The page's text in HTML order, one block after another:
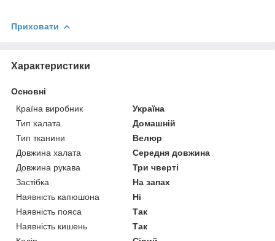
Приховати
Характеристики
Основні
Країна виробник
Україна
Тип халата
Домашній
Тип тканини
Велюр
Довжина халата
Середня довжина
Довжина рукава
Три чверті
Застібка
На запах
Наявність капюшона
Ні
Наявність пояса
Так
Наявність кишень
Так